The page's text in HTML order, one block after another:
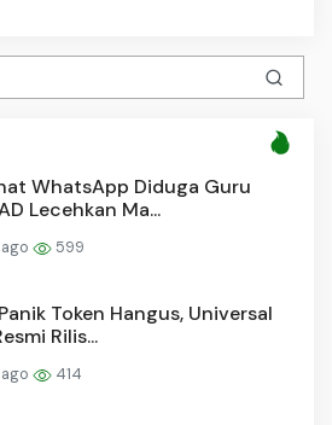
WhatsApp Diduga Guru
Lecehkan Ma...
599
Token Hangus, Universal
Rilis...
414